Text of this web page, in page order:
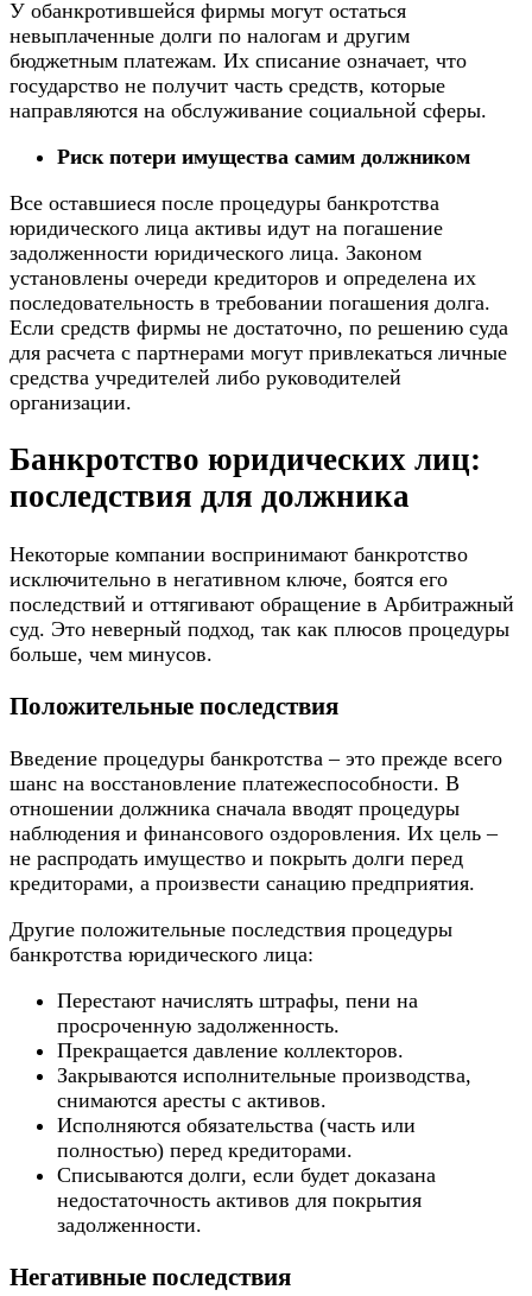
У обанкротившейся фирмы могут остаться
невыплаченные долги по налогам и другим
бюджетным платежам. Их списание означает, что
государство не получит часть средств, которые
направляются на обслуживание социальной сферы.
Риск потери имущества самим должником
Все оставшиеся после процедуры банкротства
юридического лица активы идут на погашение
задолженности юридического лица. Законом
установлены очереди кредиторов и определена их
последовательность в требовании погашения долга.
Если средств фирмы не достаточно, по решению суда
для расчета с партнерами могут привлекаться личные
средства учредителей либо руководителей
организации.
Банкротство юридических лиц:
последствия для должника
Некоторые компании воспринимают банкротство
исключительно в негативном ключе, боятся его
последствий и оттягивают обращение в Арбитражный
суд. Это неверный подход, так как плюсов процедуры
больше, чем минусов.
Положительные последствия
Введение процедуры банкротства – это прежде всего
шанс на восстановление платежеспособности. В
отношении должника сначала вводят процедуры
наблюдения и финансового оздоровления. Их цель –
не распродать имущество и покрыть долги перед
кредиторами, а произвести санацию предприятия.
Другие положительные последствия процедуры
банкротства юридического лица:
Перестают начислять штрафы, пени на
просроченную задолженность.
Прекращается давление коллекторов.
Закрываются исполнительные производства,
снимаются аресты с активов.
Исполняются обязательства (часть или
полностью) перед кредиторами.
Списываются долги, если будет доказана
недостаточность активов для покрытия
задолженности.
Негативные последствия